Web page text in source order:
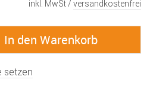
inkl. MwSt / versandkostenfrei
setzen